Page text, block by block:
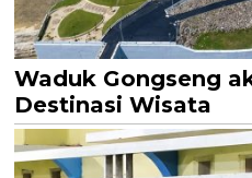
Waduk Gongseng
Destinasi Wisata